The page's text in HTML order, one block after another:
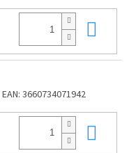
EAN: 3660734071942